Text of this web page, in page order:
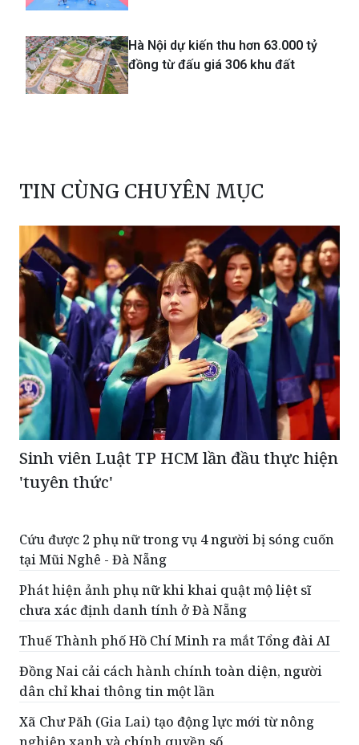
Hà Nội dự kiến thu hơn 63.000 tỷ
đồng từ đấu giá 306 khu đất
TIN CÙNG CHUYÊN MỤC
Sinh viên Luật TP HCM lần đầu thực hiện
'tuyên thức'
Cứu được 2 phụ nữ trong vụ 4 người bị sóng cuốn
tại Mũi Nghê - Đà Nẵng
Phát hiện ảnh phụ nữ khi khai quật mộ liệt sĩ
chưa xác định danh tính ở Đà Nẵng
Thuế Thành phố Hồ Chí Minh ra mắt Tổng đài AI
Đồng Nai cải cách hành chính toàn diện, người
dân chỉ khai thông tin một lần
Xã Chư Păh (Gia Lai) tạo động lực mới từ nông